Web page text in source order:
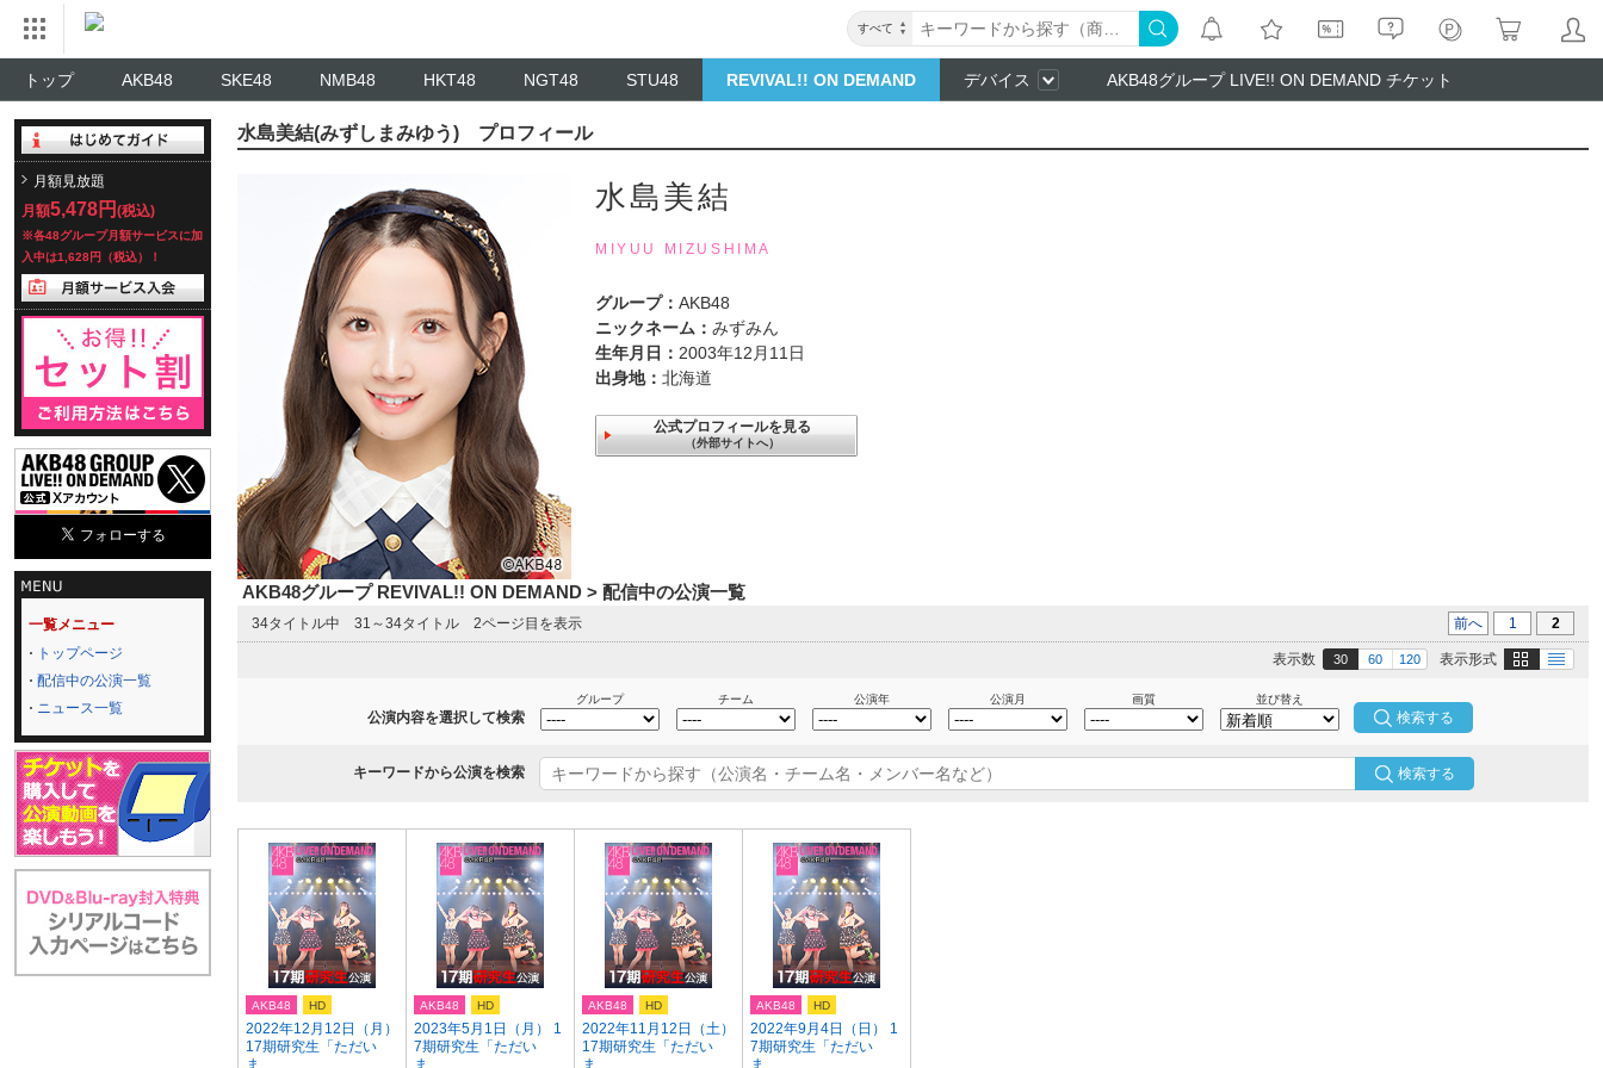
すべて
トップ AKB48 SKE48 NMB48 HKT48 NGT48 STU48 REVIVAL!! ON DEMAND デバイス AKB48グループ LIVE!! ON DEMAND チケット
月額見放題
月額5,478円 (税込)
※各48グループ月額サービスに加
入中は1,628円（税込）！
一覧メニュー
トップページ
配信中の公演一覧
ニュース一覧
水島美結(みずしまみゆう) プロフィール
水島美結
MIYUU MIZUSHIMA
グループ： AKB48
ニックネーム： みずみん
生年月日： 2003年12月11日
出身地： 北海道
公式プロフィールを見る
（外部サイトへ）
AKB48グループ REVIVAL!! ON DEMAND > 配信中の公演一覧
34タイトル中 31～34タイトル 2ページ目を表示 前へ 1 2
表示形式 画像 テキスト
表示数 30 60 120
公演内容を選択して検索
グループ チーム 公演年 公演月 画質 並び替え
キーワードから公演を検索 検索する
2022年12月12日（月）
17期研究生「ただい
ま...
AKB48 HD
2023年5月1日（月） 1
7期研究生「ただい
ま ...
AKB48 HD
2022年11月12日（土）
17期研究生「ただい
ま...
AKB48 HD
2022年9月4日（日） 1
7期研究生「ただい
ま ...
AKB48 HD